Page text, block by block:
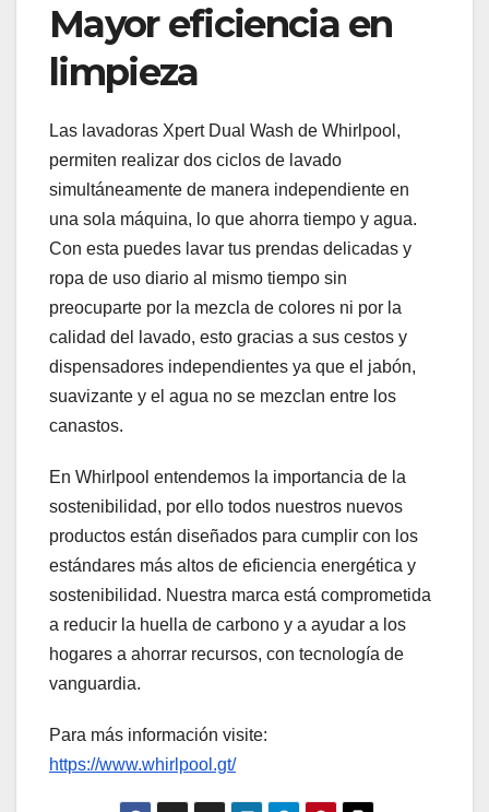
Mayor eficiencia en
limpieza
Las lavadoras Xpert Dual Wash de Whirlpool,
permiten realizar dos ciclos de lavado
simultáneamente de manera independiente en
una sola máquina, lo que ahorra tiempo y agua.
Con esta puedes lavar tus prendas delicadas y
ropa de uso diario al mismo tiempo sin
preocuparte por la mezcla de colores ni por la
calidad del lavado, esto gracias a sus cestos y
dispensadores independientes ya que el jabón,
suavizante y el agua no se mezclan entre los
canastos.
En Whirlpool entendemos la importancia de la
sostenibilidad, por ello todos nuestros nuevos
productos están diseñados para cumplir con los
estándares más altos de eficiencia energética y
sostenibilidad. Nuestra marca está comprometida
a reducir la huella de carbono y a ayudar a los
hogares a ahorrar recursos, con tecnología de
vanguardia.
Para más información visite:
https://www.whirlpool.gt/